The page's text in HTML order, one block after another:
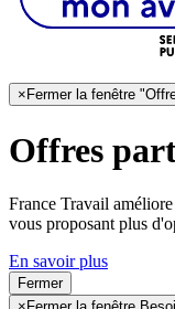
× Fermer la fenêtre
Offres
France Travail
vous proposant plus
En savoir plus
Fermer